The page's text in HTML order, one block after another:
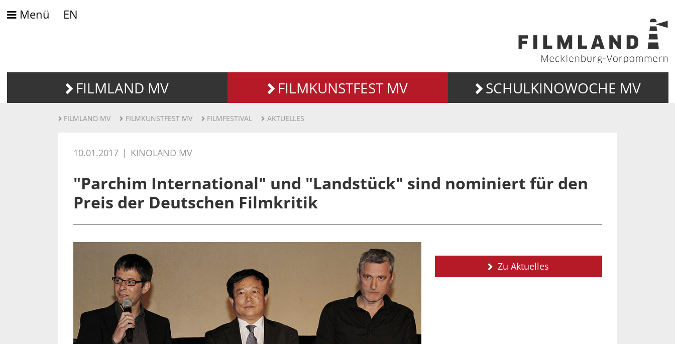
Menü EN
FILMLAND MV FILMKUNSTFEST MV SCHULKINOWOCHE MV
FILMLAND MV FILMKUNSTFEST MV FILMFESTIVAL AKTUELLES
10.01.2017 KINOLAND MV
"Parchim International" und "Landstück" sind nominiert für den
Preis der Deutschen Filmkritik
Zu Aktuelles